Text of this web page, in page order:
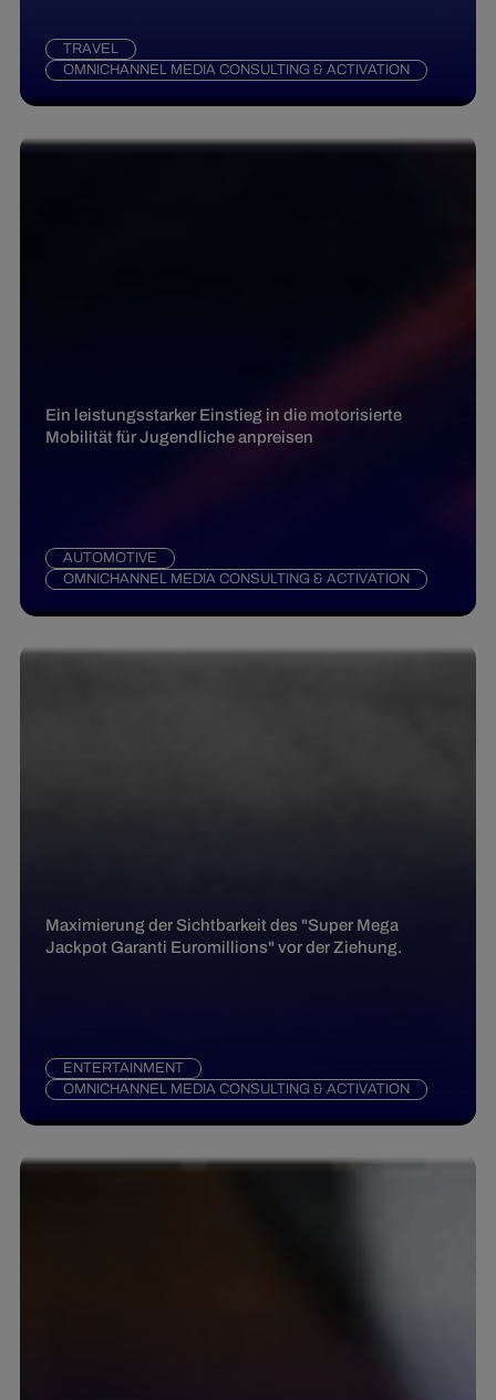
TRAVEL
OMNICHANNEL MEDIA CONSULTING & ACTIVATION
Ein leistungsstarker Einstieg in die motorisierte
Mobilität für Jugendliche anpreisen
AUTOMOTIVE
OMNICHANNEL MEDIA CONSULTING & ACTIVATION
Maximierung der Sichtbarkeit des "Super Mega
Jackpot Garanti Euromillions" vor der Ziehung.
ENTERTAINMENT
OMNICHANNEL MEDIA CONSULTING & ACTIVATION